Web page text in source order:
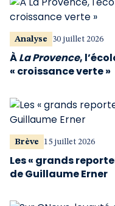
Analyse 30 juillet 2026
ÀLa Provence,
« croissance verte »
Brève 15 juillet 2026
Les « grands
de Guillaume Erner